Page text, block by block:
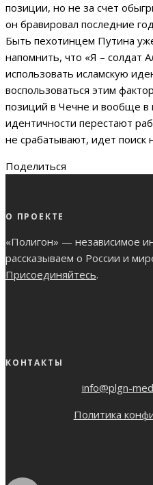
позиции, но не за счет
он бравировал последние
Быть пехотинцем Путина
напомнить, что «Я – солдат
использовать исламскую
воспользоваться этим
позиций в Чечне и вообще в
идентичности перестают
не срабатывают, идет поиск
Поделиться
О ПРОЕКТЕ
«Полигон» — независимое
рассказываем о России и
Присоединяйтесь.
КОНТАКТЫ
info@plgn-
Политика